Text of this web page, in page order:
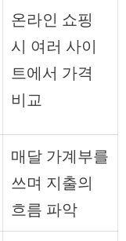
온라인 쇼핑
시 여러 사이
트에서 가격
비교
매달 가계부를
쓰며 지출의
흐름 파악